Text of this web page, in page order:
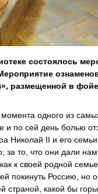
состоялось
размещенной в
одного из
и по сей день болью
Николай II и его
за то, что они дали
к своей родной
покинуть Россию, но
страной, какой бы